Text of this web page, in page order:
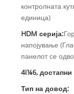
контролната
единица)
HDM серија:
напојување
панелот се
4ï¼6,
Тип на довод: